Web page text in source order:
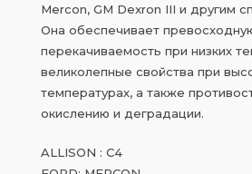
Mercon, GM Dexron III и другим
Она обеспечивает
перекачиваемость при низких
великолепные свойства при
температурах, а также
окислению и деградации.
ALLISON : C4